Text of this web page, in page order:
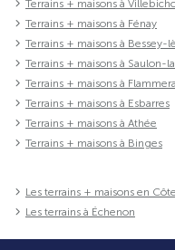
Terrains + maisons à
Terrains + maisons à Fénay
Terrains + maisons à Bessey-
Terrains + maisons à Saulon-
Terrains + maisons à
Terrains + maisons à Esbarres
Terrains + maisons à Athée
Terrains + maisons à Binges
Les terrains + maisons en
Les terrains à Échenon